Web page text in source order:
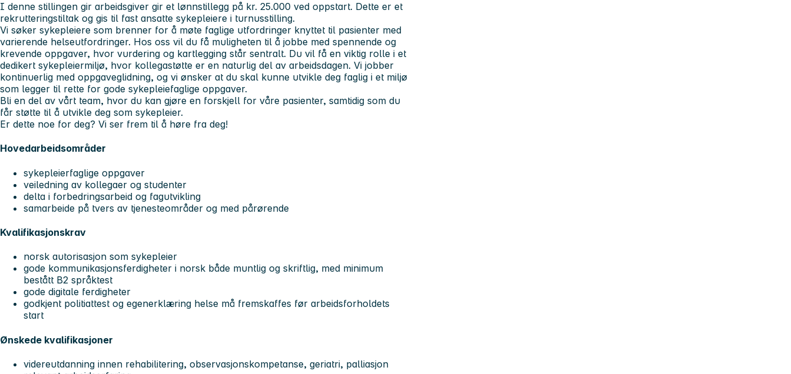
I denne stillingen gir arbeidsgiver gir et lønnstillegg på kr. 25.000 ved oppstart. Dette er et
rekrutteringstiltak og gis til fast ansatte sykepleiere i turnusstilling.
Vi søker sykepleiere som brenner for å møte faglige utfordringer knyttet til pasienter med
varierende helseutfordringer. Hos oss vil du få muligheten til å jobbe med spennende og
krevende oppgaver, hvor vurdering og kartlegging står sentralt. Du vil få en viktig rolle i et
dedikert sykepleiermiljø, hvor kollegastøtte er en naturlig del av arbeidsdagen. Vi jobber
kontinuerlig med oppgaveglidning, og vi ønsker at du skal kunne utvikle deg faglig i et miljø
som legger til rette for gode sykepleiefaglige oppgaver.
Bli en del av vårt team, hvor du kan gjøre en forskjell for våre pasienter, samtidig som du
får støtte til å utvikle deg som sykepleier.
Er dette noe for deg? Vi ser frem til å høre fra deg!
Hovedarbeidsområder
sykepleierfaglige oppgaver
veiledning av kollegaer og studenter
delta i forbedringsarbeid og fagutvikling
samarbeide på tvers av tjenesteområder og med pårørende
Kvalifikasjonskrav
norsk autorisasjon som sykepleier
gode kommunikasjonsferdigheter i norsk både muntlig og skriftlig, med minimum
bestått B2 språktest
gode digitale ferdigheter
godkjent politiattest og egenerklæring helse må fremskaffes før arbeidsforholdets
start
Ønskede kvalifikasjoner
videreutdanning innen rehabilitering, observasjonskompetanse, geriatri, palliasjon